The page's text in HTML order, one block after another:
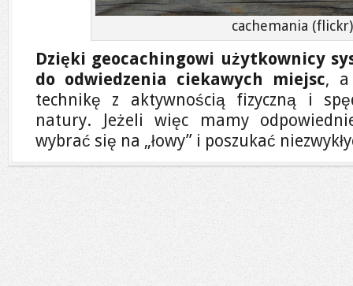
cachemania (flickr)
Dzięki geocachingowi użytkownicy
do odwiedzenia ciekawych miejsc, a
technikę z aktywnością fizyczną i
natury. Jeżeli więc mamy
wybrać się na „łowy” i poszukać